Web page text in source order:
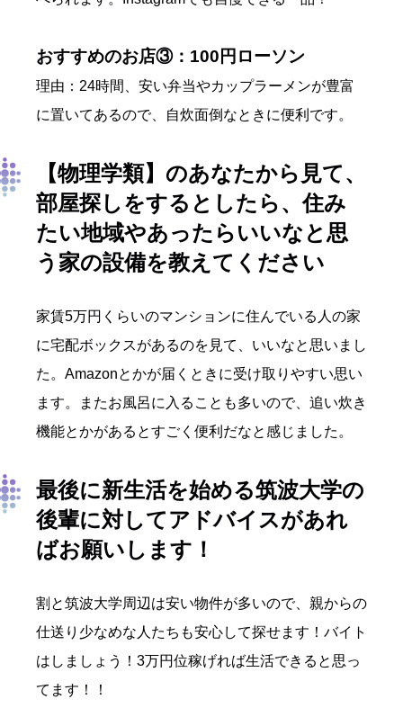
おすすめのお店③：100円ローソン
理由：24時間、安い弁当やカップラーメンが豊富
に置いてあるので、自炊面倒なときに便利です。
【物理学類】のあなたから見て、
部屋探しをするとしたら、住み
たい地域やあったらいいなと思
う家の設備を教えてください
家賃5万円くらいのマンションに住んでいる人の家
に宅配ボックスがあるのを見て、いいなと思いまし
た。Amazonとかが届くときに受け取りやすい思い
ます。またお風呂に入ることも多いので、追い炊き
機能とかがあるとすごく便利だなと感じました。
最後に新生活を始める筑波大学の
後輩に対してアドバイスがあれ
ばお願いします！
割と筑波大学周辺は安い物件が多いので、親からの
仕送り少なめな人たちも安心して探せます！バイト
はしましょう！3万円位稼げれば生活できると思っ
てます！！